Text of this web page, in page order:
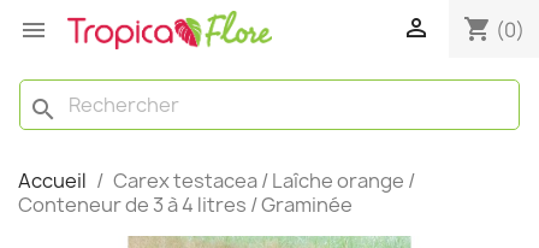
  shopping_cart (0)
search
Accueil
Carex testacea / Laîche orange /
Conteneur de 3 à 4 litres / Graminée